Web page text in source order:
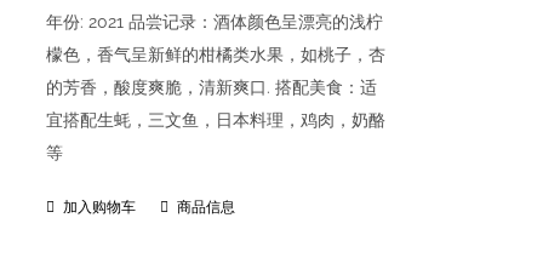
年份: 2021 品尝记录：酒体颜色呈漂亮的浅柠
檬色，香气呈新鲜的柑橘类水果，如桃子，杏
的芳香，酸度爽脆，清新爽口. 搭配美食：适
宜搭配生蚝，三文鱼，日本料理，鸡肉，奶酪
等
加入购物车 商品信息